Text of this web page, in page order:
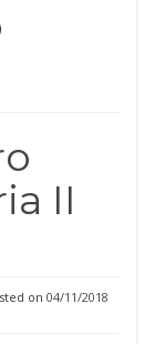
II
on 04/11/2018